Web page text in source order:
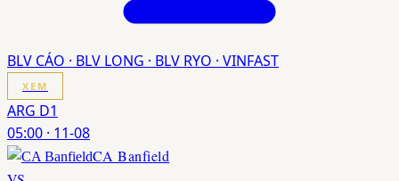
BLV CÁO · BLV LONG · BLV RYO · VINFAST
XEM
ARG D1
05:00 · 11-08
CA Banfield